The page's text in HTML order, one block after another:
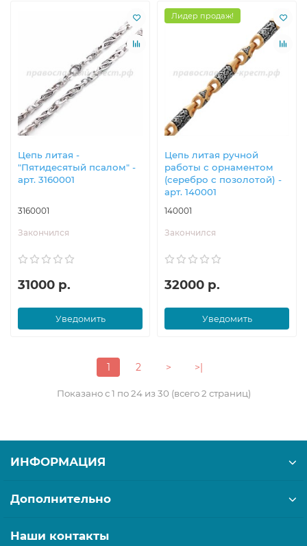
Цепь литая -
"Пятидесятый псалом" -
арт. 3160001
3160001
Закончился
31000 р.
Уведомить
Лидер продаж!
Цепь литая ручной
работы с орнаментом
(серебро с позолотой) -
арт. 140001
140001
Закончился
32000 р.
Уведомить
1 2 > >|
Показано с 1 по 24 из 30 (всего 2 страниц)
ИНФОРМАЦИЯ
Дополнительно
Наши контакты